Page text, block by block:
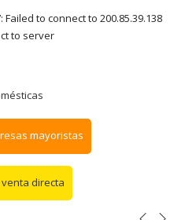
to connect to 200.85.39.138
to server
mayoristas
directa